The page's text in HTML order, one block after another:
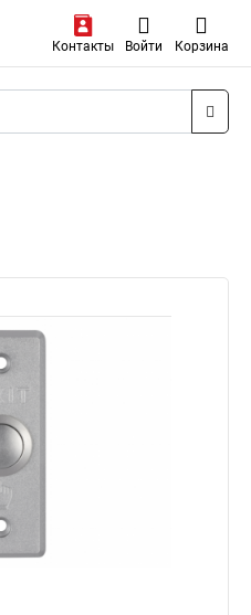
Контакты Войти Корзина